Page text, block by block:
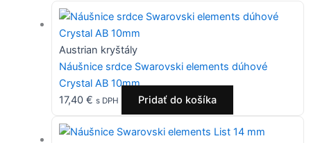
Austrian kryštály
Náušnice srdce Swarovski elements dúhové
Crystal AB 10mm
17,40 € s DPH Pridať do košíka